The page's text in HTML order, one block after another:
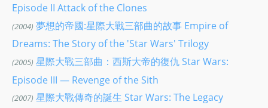
Episode II Attack of the Clones
(2004) 夢想的帝國:星際大戰三部曲的故事 Empire of
Dreams: The Story of the 'Star Wars' Trilogy
(2005) 星際大戰三部曲：西斯大帝的復仇 Star Wars:
Episode III — Revenge of the Sith
(2007) 星際大戰傳奇的誕生 Star Wars: The Legacy